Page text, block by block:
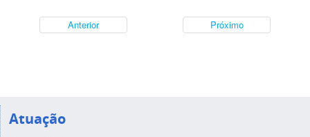
Anterior Próximo
Atuação